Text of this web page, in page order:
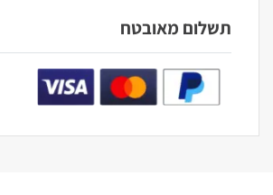
תשלום מאובטח